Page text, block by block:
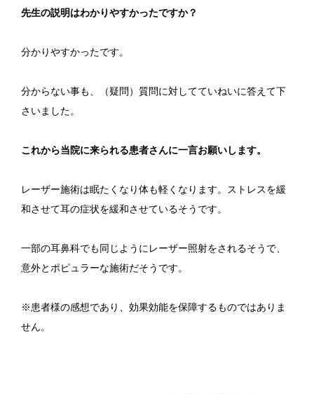
先生の説明はわかりやすかったですか？
分かりやすかったです。
分からない事も、（疑問）質問に対してていねいに答えて下
さいました。
これから当院に来られる患者さんに一言お願いします。
レーザー施術は眠たくなり体も軽くなります。ストレスを緩
和させて耳の症状を緩和させているそうです。
一部の耳鼻科でも同じようにレーザー照射をされるそうで、
意外とポピュラーな施術だそうです。
※患者様の感想であり、効果効能を保障するものではありま
せん。